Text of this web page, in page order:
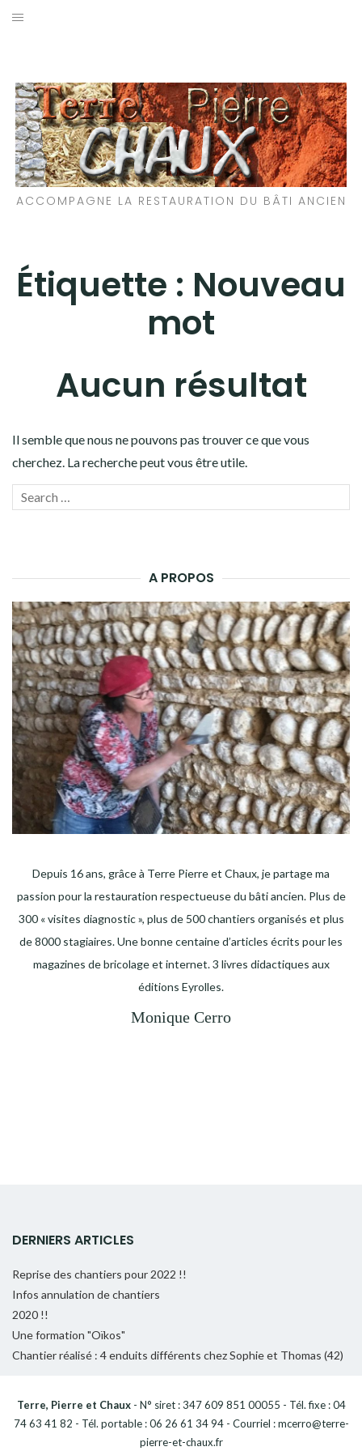
Aller
ACCOMPAGNE LA RESTAURATION DU BÂTI ANCIEN
Étiquette : Nouveau
mot
Aucun résultat
Il semble que nous ne pouvons pas trouver ce que vous
cherchez. La recherche peut vous être utile.
Recherche
A PROPOS
Depuis 16 ans, grâce à Terre Pierre et Chaux, je partage ma
passion pour la restauration respectueuse du bâti ancien. Plus de
300 « visites diagnostic », plus de 500 chantiers organisés et plus
de 8000 stagiaires. Une bonne centaine d’articles écrits pour les
magazines de bricolage et internet. 3 livres didactiques aux
éditions Eyrolles.
Monique Cerro
DERNIERS ARTICLES
Reprise des chantiers pour 2022 !!
Infos annulation de chantiers
2020 !!
Une formation "Oïkos"
Chantier réalisé : 4 enduits différents chez Sophie et Thomas (42)
Terre, Pierre et Chaux- N° siret : 347 609 851 00055 - Tél. fixe : 04
74 63 41 82 - Tél. portable : 06 26 61 34 94 - Courriel : mcerro@terre-
pierre-et-chaux.fr
PARTICIPATIFS
CHANTIERS RÉALISÉS
QUE PROPOSONS-NOUS ?